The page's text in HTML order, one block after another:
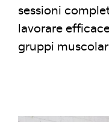
sessioni
lavorare
gruppi